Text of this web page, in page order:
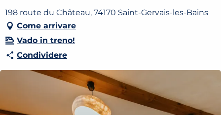
198 route du Château, 74170 Saint-Gervais-les-Bains
Come arrivare
Vado in treno!
Condividere